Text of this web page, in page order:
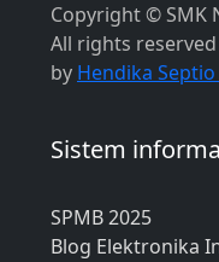
Copyright © SMK
All rights
by Hendika
Sistem
SPMB 2025
Blog Elektronika